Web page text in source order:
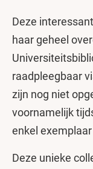
Deze
haar geheel
raadpleegbaar
zijn nog niet
voornamelijk
enkel
Deze unieke